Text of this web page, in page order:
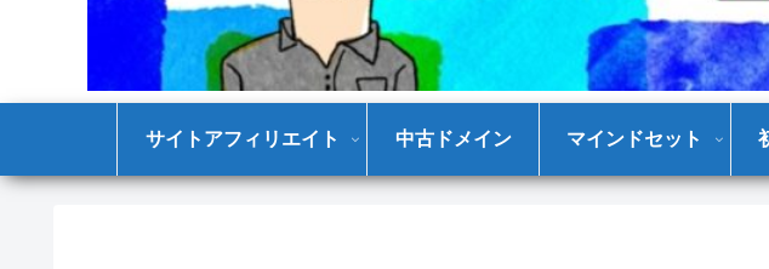
サイトアフィリエイト 中古ドメイン マインドセット